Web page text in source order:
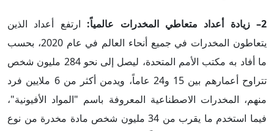
2– زيادة أعداد متعاطي المخدرات عالمياً: ارتفع أعداد الذين
يتعاطون المخدرات في جميع أنحاء العالم في عام 2020، بحسب
ما أفاد به مكتب الأمم المتحدة، ليصل إلى نحو 284 مليون شخص
تتراوح أعمارهم بين 15 و24 عاماً، ويدمن أكثر من 6 ملايين فرد
منهم، المخدرات الاصطناعية المعروفة باسم "المواد الأفيونية"،
فيما استخدم ما يقرب من 34 مليون شخص مادة مخدرة من نوع